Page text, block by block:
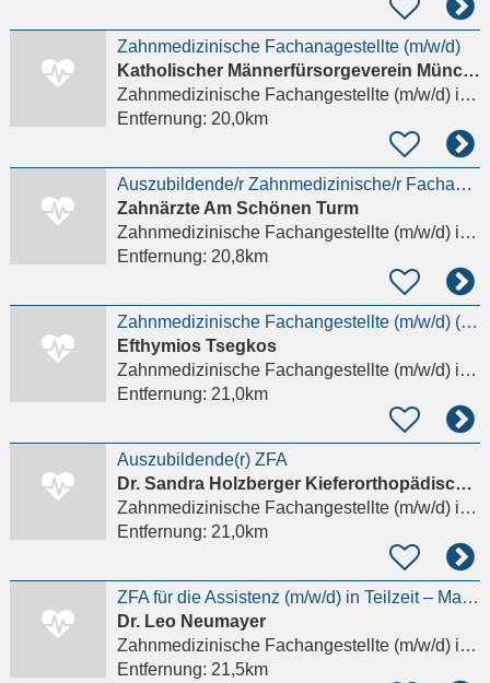
Zahnmedizinische Fachanagestellte (m/w/d)
Katholischer Männerfürsorgeverein München e.V.
Zahnmedizinische Fachangestellte (m/w/d)in München, Sendling-Westpark
Entfernung: 20,0km
Auszubildende/r Zahnmedizinische/r Fachangestelle/r (ZFA) (m/w/d)
Zahnärzte Am Schönen Turm
Zahnmedizinische Fachangestellte (m/w/d)in Erding
Entfernung: 20,8km
Zahnmedizinische Fachangestellte (m/w/d) (ZFA) in Teil- oder Vollzeit gesucht
Efthymios Tsegkos
Zahnmedizinische Fachangestellte (m/w/d)in München
Entfernung: 21,0km
Auszubildende(r) ZFA
Dr. Sandra Holzberger Kieferorthopädische Praxis
Zahnmedizinische Fachangestellte (m/w/d)in München
Entfernung: 21,0km
ZFA für die Assistenz (m/w/d) in Teilzeit – Markt Schwaben
Dr. Leo Neumayer
Zahnmedizinische Fachangestellte (m/w/d)in Markt Schwaben
Entfernung: 21,5km